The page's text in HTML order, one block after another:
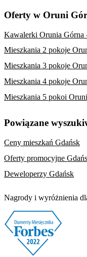
Oferty w Oruni
Kawalerki Orunia Górna
Mieszkania 2 pokoje
Mieszkania 3 pokoje
Mieszkania 4 pokoje
Mieszkania 5 pokoi
Powiązane
Ceny mieszkań Gdańsk
Oferty promocyjne
Deweloperzy Gdańsk
Nagrody i wyróżnienia